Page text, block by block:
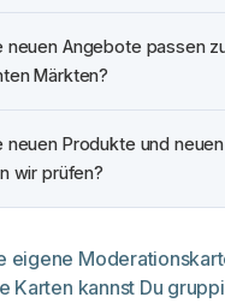
neuen Angebote passen
Märkten?
neuen Produkte und
wir prüfen?
eigene
Karten kannst Du